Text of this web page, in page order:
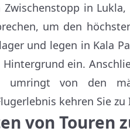
Zwischenstopp in
um den
und legen in Kala
ein.
von den
kehren Sie
von Touren